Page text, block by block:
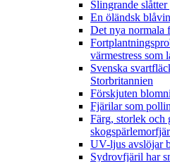
Slingrande
En öländsk
Det nya normala
värmestress som
Svenska
Storbritannien
Förskjuten
Fjärilar som
Färg, storlek och
UV-ljus avslöjar
Sydrovfjäril har